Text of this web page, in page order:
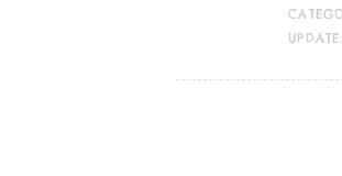
UPDATE: